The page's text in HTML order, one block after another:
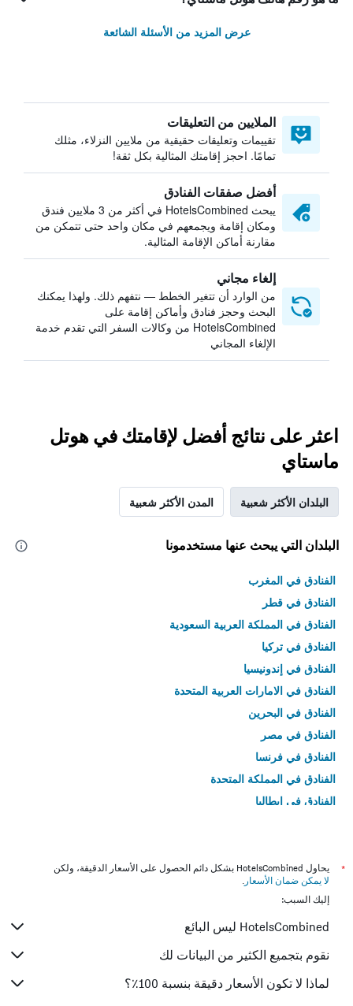
عرض المزيد من الأسئلة الشائعة
الملايين من التعليقات
تقييمات وتعليقات حقيقية من ملايين النزلاء، مثلك
تمامًا. احجز إقامتك المثالية بكل ثقة!
أفضل صفقات الفنادق
يبحث HotelsCombined في أكثر من 3 ملايين فندق
ومكان إقامة ويجمعهم في مكان واحد حتى تتمكن من
مقارنة أماكن الإقامة المثالية.
إلغاء مجاني
من الوارد أن تتغير الخطط — نتفهم ذلك. ولهذا يمكنك
البحث وحجز فنادق وأماكن إقامة على
HotelsCombined من وكالات السفر التي تقدم خدمة
الإلغاء المجاني
اعثر على نتائج أفضل لإقامتك في هوتل
ماستاي
البلدان الأكثر شعبية المدن الأكثر شعبية
البلدان التي يبحث عنها مستخدمونا
الفنادق في المغرب
الفنادق في قطر
الفنادق في المملكة العربية السعودية
الفنادق في تركيا
الفنادق في إندونيسيا
الفنادق في الامارات العربية المتحدة
الفنادق في البحرين
الفنادق في مصر
الفنادق في فرنسا
الفنادق في المملكة المتحدة
الفنادق في إيطاليا
*
يحاول HotelsCombined بشكل دائم الحصول على الأسعار الدقيقة، ولكن
لا يمكن ضمان الأسعار .
إليك السبب:
HotelsCombined ليس البائع
نقوم بتجميع الكثير من البيانات لك
لماذا لا تكون الأسعار دقيقة بنسبة 100٪؟